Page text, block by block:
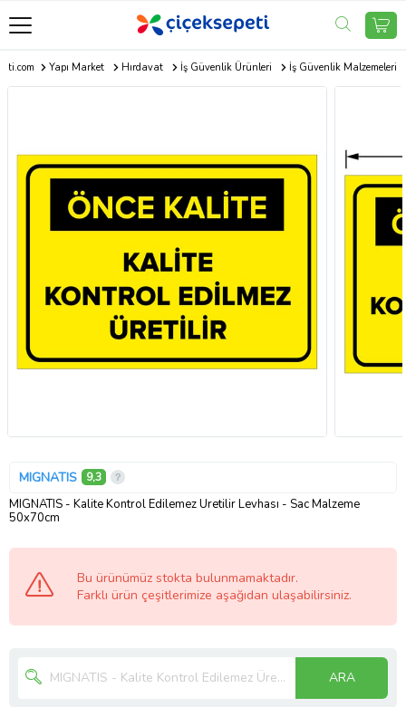
Yapı Market Hırdavat İş Güvenlik Ürünleri İş Güvenlik Malzemeleri
MIGNATIS 9,3
MIGNATIS - Kalite Kontrol Edilemez Üretilir Levhası - Sac Malzeme
50x70cm
Bu ürünümüz stokta bulunmamaktadır.
Farklı ürün çeşitlerimize aşağıdan ulaşabilirsiniz.
ARA